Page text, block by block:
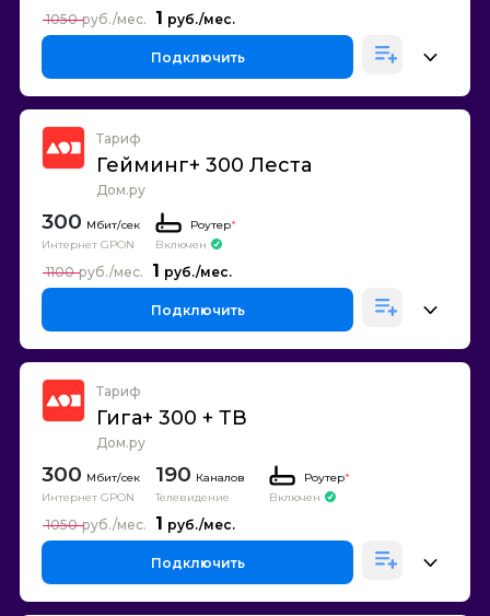
1
1050
Подключить
Тариф
Гейминг+ 300 Леста
Дом.ру
300
Интернет GPON
Роутер*
Включен
1
1100
Подключить
Тариф
Гига+ 300 + ТВ
Дом.ру
300
Интернет GPON
190 Каналов
Телевидение
Роутер*
Включен
1
1050
Подключить